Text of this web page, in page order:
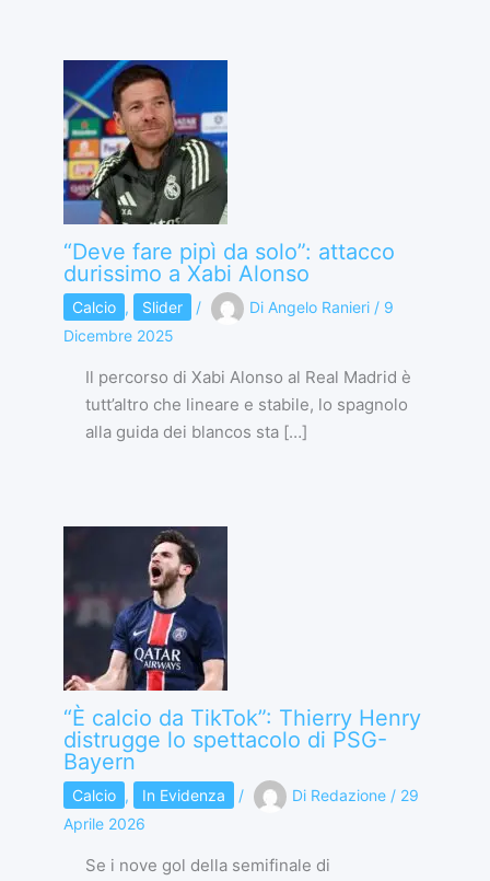
“Deve fare pipì da solo”: attacco
durissimo a Xabi Alonso
Calcio , Slider / Di Angelo Ranieri / 9
Dicembre 2025
Il percorso di Xabi Alonso al Real Madrid è
tutt’altro che lineare e stabile, lo spagnolo
alla guida dei blancos sta […]
“È calcio da TikTok”: Thierry Henry
distrugge lo spettacolo di PSG-
Bayern
Calcio , In Evidenza / Di Redazione / 29
Aprile 2026
Se i nove gol della semifinale di